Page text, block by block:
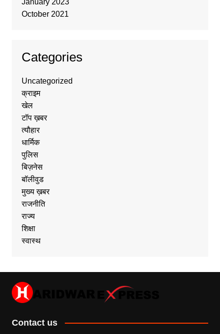
October 2021
Categories
Uncategorized
क्राइम
खेल
टॉप ख़बर
त्यौहार
धार्मिक
पुलिस
बिज़नेस
बॉलीवुड
मुख्य ख़बर
राजनीति
राज्य
शिक्षा
स्वास्थ
Contact us